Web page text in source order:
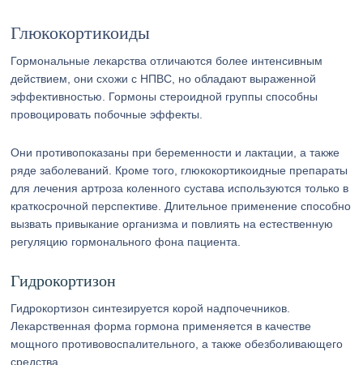
Глюкокортикоиды
Гормональные лекарства отличаются более интенсивным
действием, они схожи с НПВС, но обладают выраженной
эффективностью. Гормоны стероидной группы способны
провоцировать побочные эффекты.
Они противопоказаны при беременности и лактации, а также
ряде заболеваний. Кроме того, глюкокортикоидные препараты
для лечения артроза коленного сустава используются только в
краткосрочной перспективе. Длительное применение способно
вызвать привыкание организма и повлиять на естественную
регуляцию гормонального фона пациента.
Гидрокортизон
Гидрокортизон синтезируется корой надпочечников.
Лекарственная форма гормона применяется в качестве
мощного противовоспалительного, а также обезболивающего
средства.